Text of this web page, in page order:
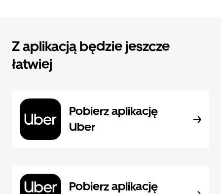
Z aplikacją będzie jeszcze
łatwiej
Pobierz aplikację
Uber
Pobierz aplikację